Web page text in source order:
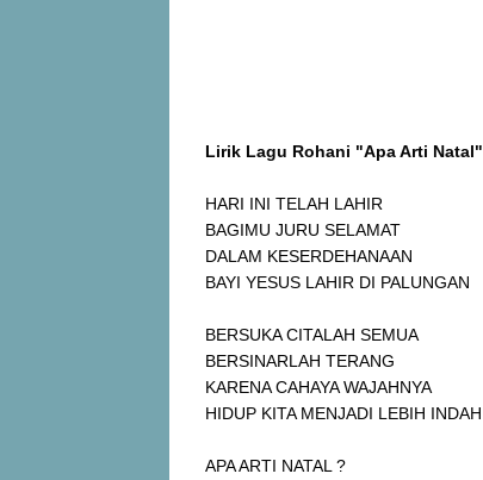
Lirik Lagu Rohani "Apa Arti Natal"
HARI INI TELAH LAHIR
BAGIMU JURU SELAMAT
DALAM KESERDEHANAAN
BAYI YESUS LAHIR DI PALUNGAN
BERSUKA CITALAH SEMUA
BERSINARLAH TERANG
KARENA CAHAYA WAJAHNYA
HIDUP KITA MENJADI LEBIH INDAH
APA ARTI NATAL ?